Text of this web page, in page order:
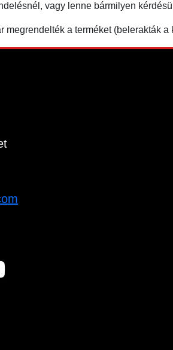
vagy lenne bármilyen
megrendelték a terméket (belerakták